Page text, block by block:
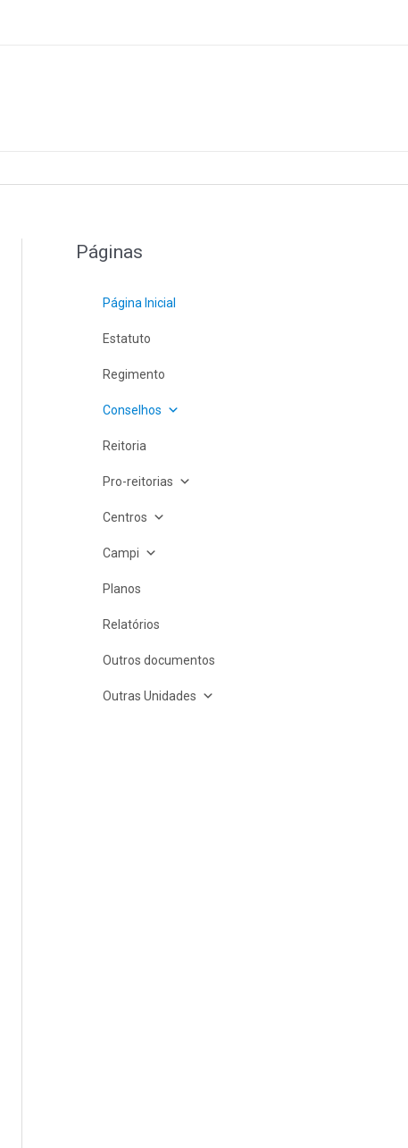
Páginas
Página Inicial
Estatuto
Regimento
Conselhos
Reitoria
Pro-reitorias
Centros
Campi
Planos
Relatórios
Outros documentos
Outras Unidades